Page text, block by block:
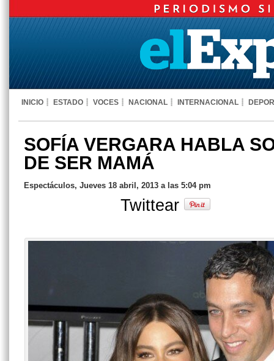
INICIO ESTADO VOCES NACIONAL INTERNACIONAL
SOFÍA VERGARA HABLA
DE SER MAMÁ
Espectáculos, Jueves 18 abril, 2013 a las 5:04 pm
Twittear